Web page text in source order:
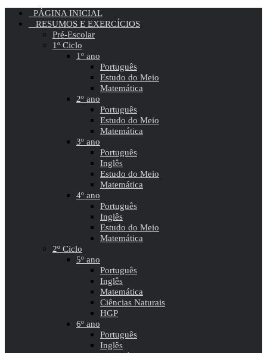
PÁGINA INICIAL
RESUMOS E EXERCÍCIOS
Pré-Escolar
1º Ciclo
1º ano
Português
Estudo do Meio
Matemática
2º ano
Português
Estudo do Meio
Matemática
3º ano
Português
Inglês
Estudo do Meio
Matemática
4º ano
Português
Inglês
Estudo do Meio
Matemática
2º Ciclo
5º ano
Português
Inglês
Matemática
Ciências Naturais
HGP
6º ano
Português
Inglês